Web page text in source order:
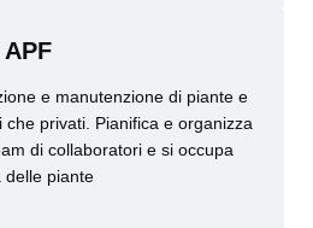
e manutenzione di piante e
privati. Pianifica e organizza
di collaboratori e si occupa
delle piante